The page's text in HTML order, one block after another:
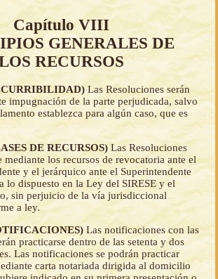
Capítulo VIII
GENERALES DE
RECURSOS
Las Resoluciones serán
impugnación de la parte perjudicada, salvo
establezca para algún caso, que es
DE RECURSOS) Las Resoluciones
mediante los recursos de revocatoria ante el
y el jerárquico ante el Superintendente
lo dispuesto en la Ley del SIRESE y el
sin perjuicio de la vía jurisdiccional
a ley.
Las notificaciones con las
practicarse dentro de las setenta y dos
Las notificaciones se podrán practicar
carta notariada dirigida al domicilio